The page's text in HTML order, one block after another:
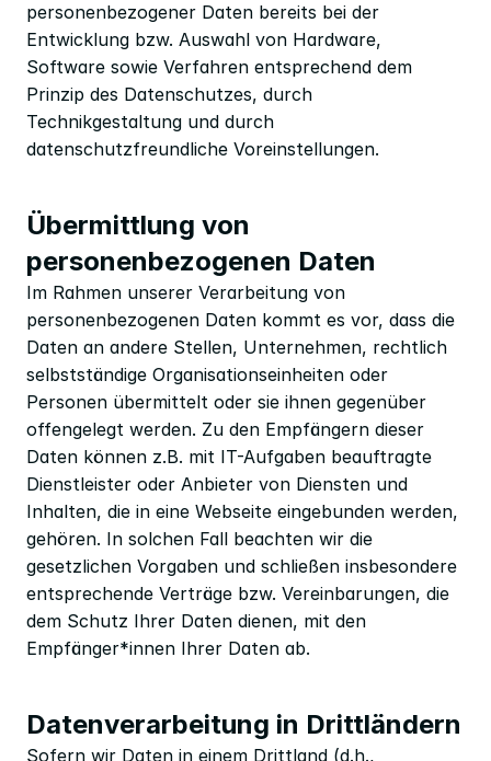
personenbezogener Daten bereits bei der
Entwicklung bzw. Auswahl von Hardware,
Software sowie Verfahren entsprechend dem
Prinzip des Datenschutzes, durch
Technikgestaltung und durch
datenschutzfreundliche Voreinstellungen.
Übermittlung von
personenbezogenen Daten
Im Rahmen unserer Verarbeitung von
personenbezogenen Daten kommt es vor, dass die
Daten an andere Stellen, Unternehmen, rechtlich
selbstständige Organisationseinheiten oder
Personen übermittelt oder sie ihnen gegenüber
offengelegt werden. Zu den Empfängern dieser
Daten können z.B. mit IT-Aufgaben beauftragte
Dienstleister oder Anbieter von Diensten und
Inhalten, die in eine Webseite eingebunden werden,
gehören. In solchen Fall beachten wir die
gesetzlichen Vorgaben und schließen insbesondere
entsprechende Verträge bzw. Vereinbarungen, die
dem Schutz Ihrer Daten dienen, mit den
Empfänger*innen Ihrer Daten ab.
Datenverarbeitung in Drittländern
Sofern wir Daten in einem Drittland (d.h.,